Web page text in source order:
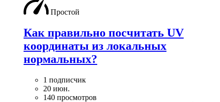
Простой
Как правильно посчитать UV
координаты из локальных
нормальных?
1 подписчик
20 июн.
140 просмотров